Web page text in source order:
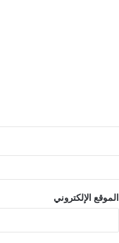
الموقع الإلكتروني